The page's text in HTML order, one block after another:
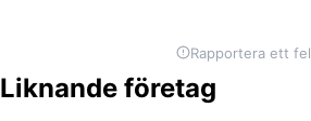
Rapportera ett fel
Liknande företag